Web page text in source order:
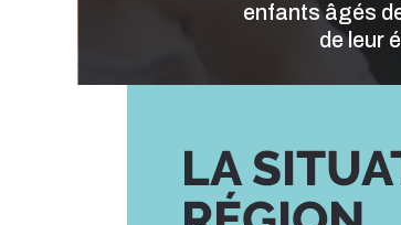
enfants âgés
de leur